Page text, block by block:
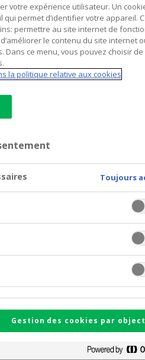
générale annuelle.
de cette édition des plus
lumière la
de leur Assemblée générale
coopératif de Crelan.
la vie coopérative. Elle
votre expérience utilisateur. Un
permet d’identifier votre appareil.
permettre au site internet de
le contenu du site internet
ce menu, vous pouvez choisir de
la politique relative aux cookies
Toujours
Gestion des cookies par